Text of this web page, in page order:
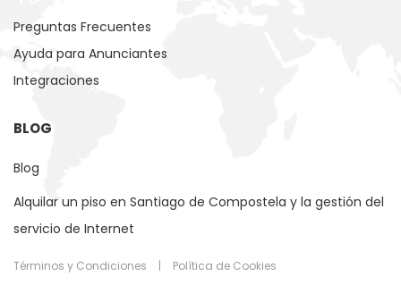
Preguntas Frecuentes
Ayuda para Anunciantes
Integraciones
BLOG
Blog
Alquilar un piso en Santiago de Compostela y la gestión del
servicio de Internet
Términos y Condiciones | Política de Cookies